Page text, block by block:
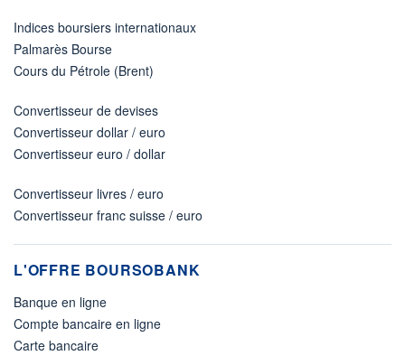
Indices boursiers internationaux
Palmarès Bourse
Cours du Pétrole (Brent)
Convertisseur de devises
Convertisseur dollar / euro
Convertisseur euro / dollar
Convertisseur livres / euro
Convertisseur franc suisse / euro
L'OFFRE BOURSOBANK
Banque en ligne
Compte bancaire en ligne
Carte bancaire